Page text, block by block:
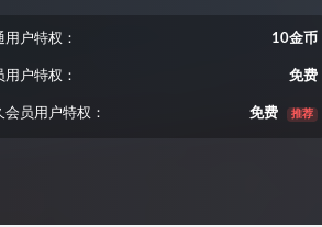
用户特权： 10金币
用户特权： 免费
会员用户特权： 免费 推荐